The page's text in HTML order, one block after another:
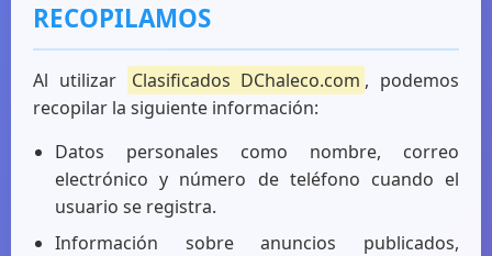
RECOPILAMOS
Al utilizar Clasificados DChaleco.com , podemos
recopilar la siguiente información:
Datos personales como nombre, correo
electrónico y número de teléfono cuando el
usuario se registra.
Información sobre anuncios publicados,